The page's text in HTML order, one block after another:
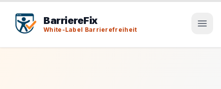
BarriereFix
White-Label Barrierefreiheit